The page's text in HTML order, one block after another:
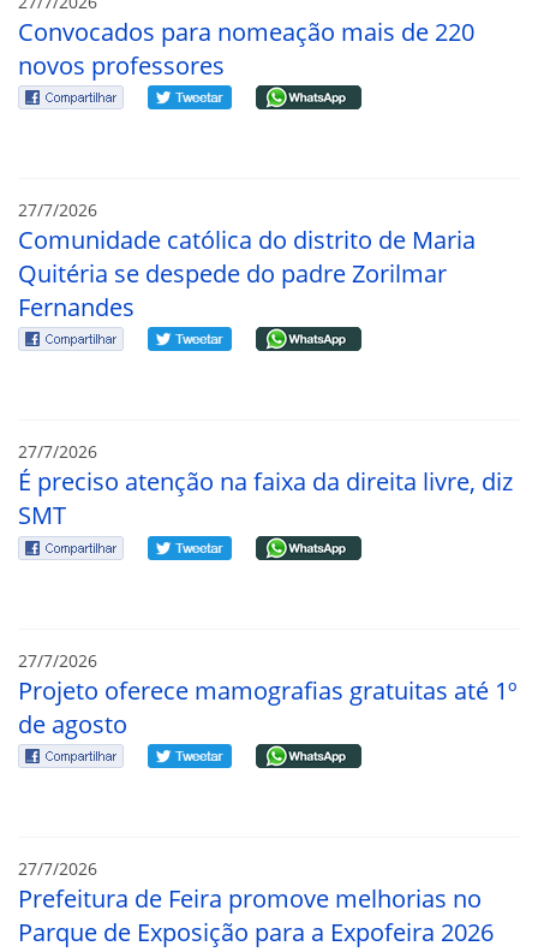
Convocados para nomeação mais de 220
novos professores
27/7/2026
Comunidade católica do distrito de Maria
Quitéria se despede do padre Zorilmar
Fernandes
27/7/2026
É preciso atenção na faixa da direita livre, diz
SMT
27/7/2026
Projeto oferece mamografias gratuitas até 1º
de agosto
27/7/2026
Prefeitura de Feira promove melhorias no
Parque de Exposição para a Expofeira 2026